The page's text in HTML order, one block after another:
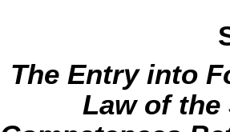
The Entry into
Law of the